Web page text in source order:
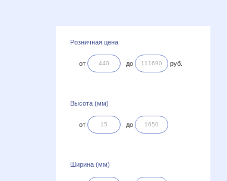
Розничная цена
от до руб.
Высота (мм)
от до
Ширина (мм)